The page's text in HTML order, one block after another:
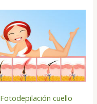
Fotodepilación cuello